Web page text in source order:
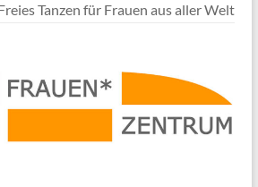
Tanzen für Frauen aus aller Welt